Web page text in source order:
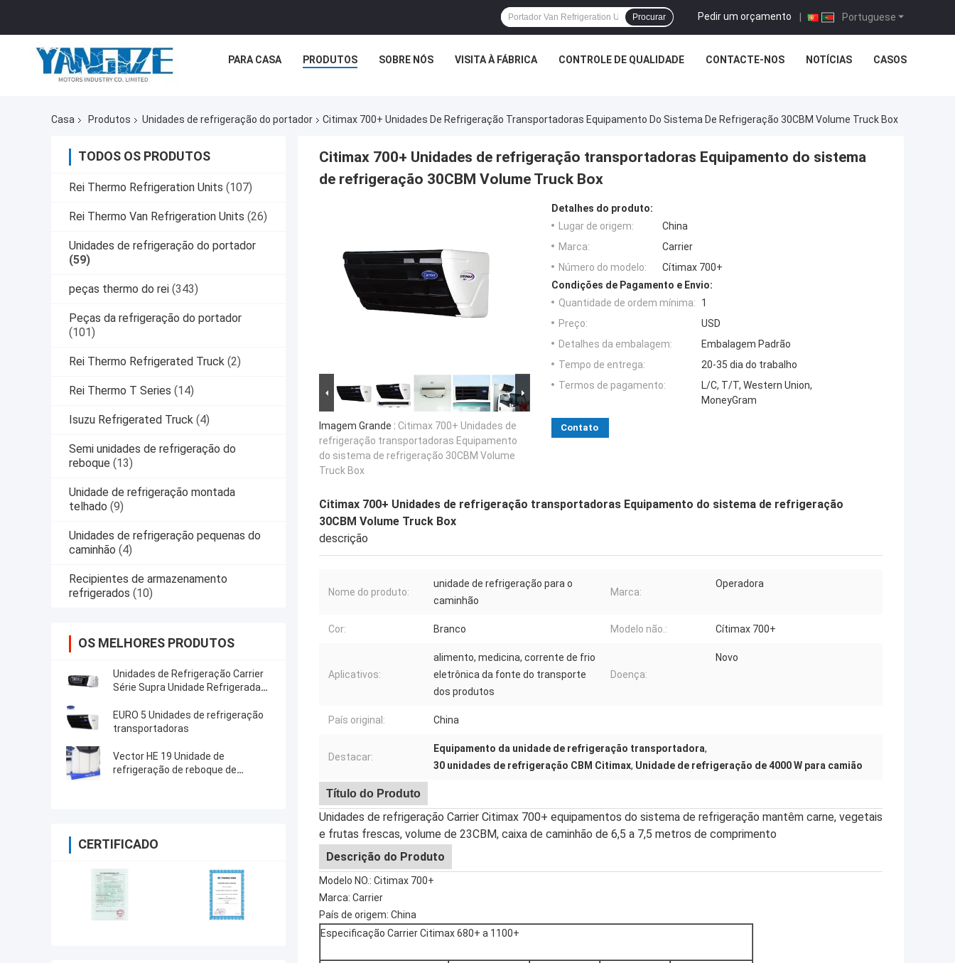
Portuguese
Pedir um orçamento |
Procurar
PARA CASA PRODUTOS SOBRE NÓS VISITA À FÁBRICA CONTROLE DE QUALIDADE CONTACTE-NOS NOTÍCIAS CASOS
Casa Produtos Unidades de refrigeração do portador Citimax 700+ Unidades De Refrigeração Transportadoras Equipamento Do Sistema De Refrigeração 30CBM Volume Truck Box
TODOS OS PRODUTOS
Rei Thermo Refrigeration Units (107)
Rei Thermo Van Refrigeration Units (26)
Unidades de refrigeração do portador
(59)
peças thermo do rei (343)
Peças da refrigeração do portador
(101)
Rei Thermo Refrigerated Truck (2)
Rei Thermo T Series (14)
Isuzu Refrigerated Truck (4)
Semi unidades de refrigeração do
reboque (13)
Unidade de refrigeração montada
telhado (9)
Unidades de refrigeração pequenas do
caminhão (4)
Recipientes de armazenamento
refrigerados (10)
OS MELHORES PRODUTOS
Unidades de Refrigeração Carrier
Série Supra Unidade Refrigerada
Refrigeração 12000 Watts e
Design Robusto
EURO 5 Unidades de refrigeração
transportadoras
Vector HE 19 Unidade de
refrigeração de reboque de
CERTIFICADO
Citimax 700+ Unidades de refrigeração transportadoras Equipamento do sistema
de refrigeração 30CBM Volume Truck Box
Imagem Grande : Citimax 700+ Unidades de
refrigeração transportadoras Equipamento
do sistema de refrigeração 30CBM Volume
Truck Box
Detalhes do produto:
Lugar de origem:
China
Marca:
Carrier
Número do modelo:
Cítimax 700+
Condições de Pagamento e Envio:
Quantidade de ordem mínima:
1
Preço:
USD
Detalhes da embalagem:
Embalagem Padrão
Tempo de entrega:
20-35 dia do trabalho
Termos de pagamento:
L/C, T/T, Western Union,
MoneyGram
Contato
Citimax 700+ Unidades de refrigeração transportadoras Equipamento do sistema de refrigeração
30CBM Volume Truck Box
descrição
Nome do produto:
unidade de refrigeração para o
caminhão
Marca:
Operadora
Cor: Branco Modelo não.: Cítimax 700+
Aplicativos:
alimento, medicina, corrente de frio
eletrônica da fonte do transporte
dos produtos
Doença:
Novo
País original: China
Destacar:
Equipamento da unidade de refrigeração transportadora,
30 unidades de refrigeração CBM Citimax, Unidade de refrigeração de 4000 W para camião
Título do Produto
Unidades de refrigeração Carrier Citimax 700+ equipamentos do sistema de refrigeração mantêm carne, vegetais
e frutas frescas, volume de 23CBM, caixa de caminhão de 6,5 a 7,5 metros de comprimento
Descrição do Produto
Modelo NO.: Citimax 700+
Marca: Carrier
País de origem: China
Especificação Carrier Citimax 680+ a 1100+